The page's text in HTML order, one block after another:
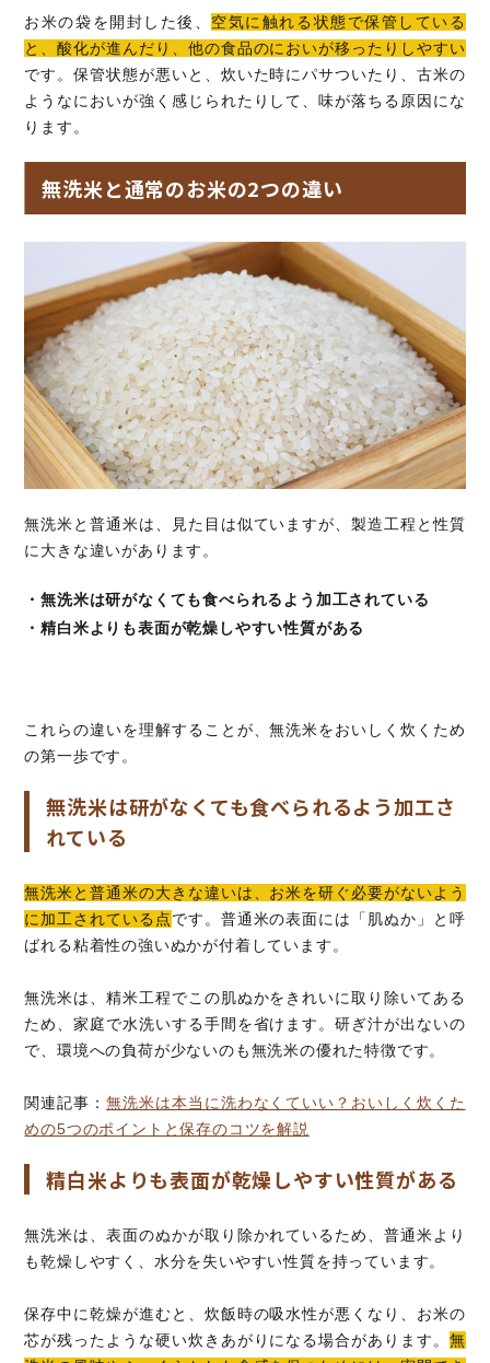
お米の袋を開封した後、 空気に触れる状態で保管している
と、酸化が進んだり、他の食品のにおいが移ったりしやすい
です。保管状態が悪いと、炊いた時にパサついたり、古米の
ようなにおいが強く感じられたりして、味が落ちる原因にな
ります。
無洗米と通常のお米の2つの違い
無洗米と普通米は、見た目は似ていますが、製造工程と性質
に大きな違いがあります。
・無洗米は研がなくても食べられるよう加工されている
・精白米よりも表面が乾燥しやすい性質がある
これらの違いを理解することが、無洗米をおいしく炊くため
の第一歩です。
無洗米は研がなくても食べられるよう加工さ
れている
無洗米と普通米の大きな違いは、お米を研ぐ必要がないよう
に加工されている点です。普通米の表面には「肌ぬか」と呼
ばれる粘着性の強いぬかが付着しています。
無洗米は、精米工程でこの肌ぬかをきれいに取り除いてある
ため、家庭で水洗いする手間を省けます。研ぎ汁が出ないの
で、環境への負荷が少ないのも無洗米の優れた特徴です。
関連記事：無洗米は本当に洗わなくていい？おいしく炊くた
めの5つのポイントと保存のコツを解説
精白米よりも表面が乾燥しやすい性質がある
無洗米は、表面のぬかが取り除かれているため、普通米より
も乾燥しやすく、水分を失いやすい性質を持っています。
保存中に乾燥が進むと、炊飯時の吸水性が悪くなり、お米の
芯が残ったような硬い炊きあがりになる場合があります。 無